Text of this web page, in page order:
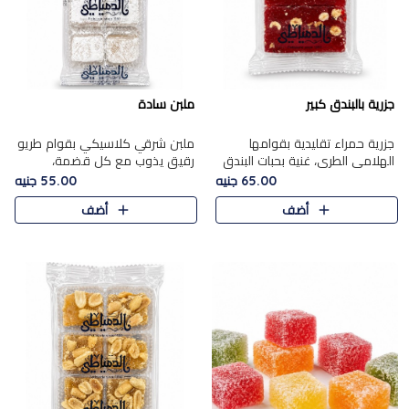
جزرية بالبندق كبير
جزرية حمراء تقليدية بقوامها
الهلامي الطري، غنية بحبات البندق
الفاخرة التي تضيف قرمشة راقية
إلى قوامها الناعم، لتقدم مزيجًا
متوازنًا من النكه..
65.00 جنيه
أضف
ملبن سادة
ملبن شرقي كلاسيكي بقوام طريو
رقيق يذوب مع كل قضمة،
مغطى بطبقة ناعمة من السكر
البودرة ليقدم المذاق الأصيل الذي
ارتبط بحلويات المولد التقليدي..
55.00 جنيه
أضف